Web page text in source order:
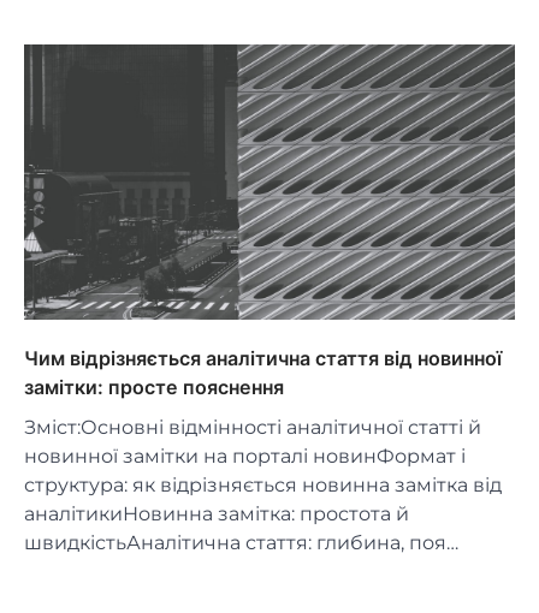
Чим відрізняється аналітична стаття від новинної
замітки: просте пояснення
Зміст:Основні відмінності аналітичної статті й
новинної замітки на порталі новинФормат і
структура: як відрізняється новинна замітка від
аналітикиНовинна замітка: простота й
швидкістьАналітична стаття: глибина, поя…